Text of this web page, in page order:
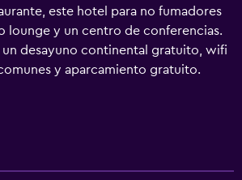
este hotel para no fumadores
lounge y un centro de conferencias.
un desayuno continental gratuito, wifi
y aparcamiento gratuito.
una cafetería, servicios de
Hotel Laugarbakki ofrece 56